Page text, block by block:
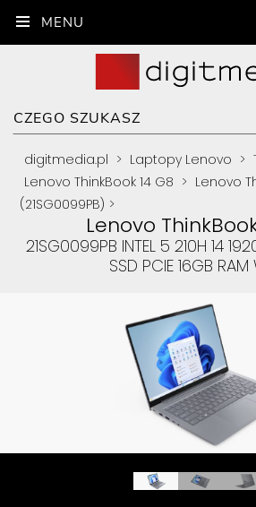
digitmedia.pl > Laptopy Lenovo >
Lenovo ThinkBook 14 G8 > Lenovo
(21SG0099PB) >
Lenovo
21SG0099PB INTEL 5 210H 14
SSD PCIE 16GB RAM